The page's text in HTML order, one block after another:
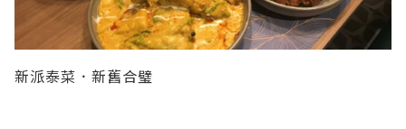
新派泰菜．新舊合璧